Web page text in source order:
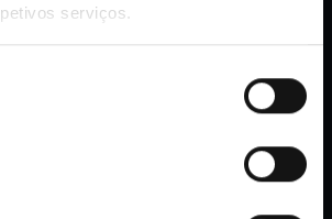
serviços.
928 377 270
para rede movel nacional